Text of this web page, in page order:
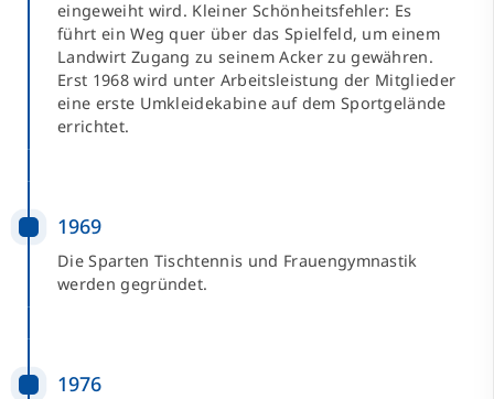
eingeweiht wird. Kleiner Schönheitsfehler: Es
führt ein Weg quer über das Spielfeld, um einem
Landwirt Zugang zu seinem Acker zu gewähren.
Erst 1968 wird unter Arbeitsleistung der Mitglieder
eine erste Umkleidekabine auf dem Sportgelände
errichtet.
1969
Die Sparten Tischtennis und Frauengymnastik
werden gegründet.
1976